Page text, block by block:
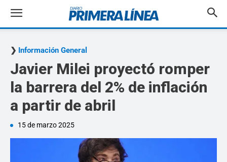
Información General
Javier Milei proyectó romper
la barrera del 2% de inflación
a partir de abril
15 de marzo 2025